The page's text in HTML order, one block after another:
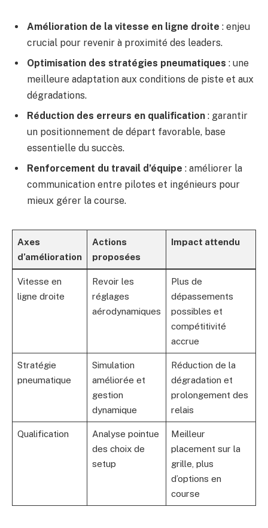
Amélioration de la vitesse en ligne droite : enjeu
crucial pour revenir à proximité des leaders.
Optimisation des stratégies pneumatiques : une
meilleure adaptation aux conditions de piste et aux
dégradations.
Réduction des erreurs en qualification : garantir
un positionnement de départ favorable, base
essentielle du succès.
Renforcement du travail d’équipe : améliorer la
communication entre pilotes et ingénieurs pour
mieux gérer la course.
Axes
d’amélioration
Actions
proposées
Impact attendu
Vitesse en
ligne droite
Revoir les
réglages
aérodynamiques
Plus de
dépassements
possibles et
compétitivité
accrue
Stratégie
pneumatique
Simulation
améliorée et
gestion
dynamique
Réduction de la
dégradation et
prolongement des
relais
Qualification
Analyse pointue
des choix de
setup
Meilleur
placement sur la
grille, plus
d’options en
course